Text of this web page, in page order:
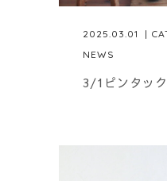
2025.03.01 |
NEWS
3/1ピンタッ